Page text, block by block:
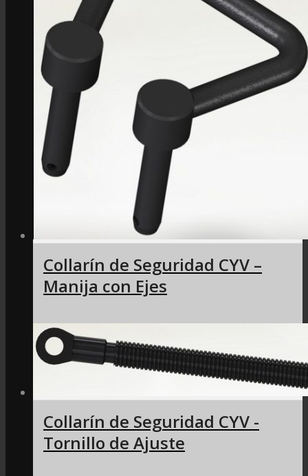
Collarín de Seguridad CYV –
Manija con Ejes
Collarín de Seguridad CYV -
Tornillo de Ajuste